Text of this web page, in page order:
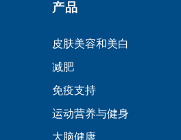
产品
皮肤美容和美白
减肥
免疫支持
运动营养与健身
大脑健康